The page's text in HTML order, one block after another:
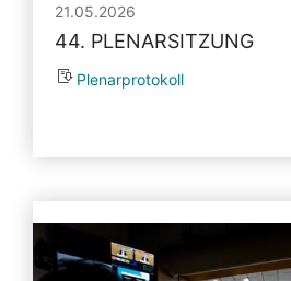
21.05.2026
44. PLENARSITZUNG
Plenarprotokoll